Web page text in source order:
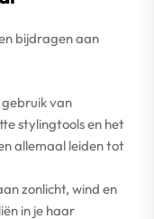
bijdragen aan
van
stylingtools en het
allemaal leiden tot
zonlicht, wind en
in je haar